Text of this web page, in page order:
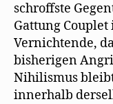
schroffste
Gattung
Vernichtende,
bisherigen
Nihilismus
innerhalb